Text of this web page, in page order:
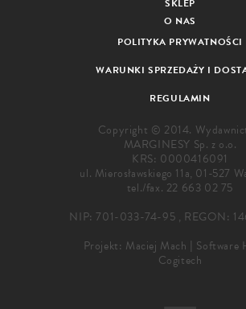
SKLEP
O NAS
POLITYKA PRYWATNOŚCI
WARUNKI SPRZEDAŻY I
REGULAMIN
Copyright © 2014.
MARGINESY Sp. z o.o.
KRS: 0000416091
ul. Mierosławskiego 11a, 01-527
tel./fax. 22 663 02 75
NIP: 701-033-74-95 , REGON:
Projekt: Maciej Mach | Software
Cogitech